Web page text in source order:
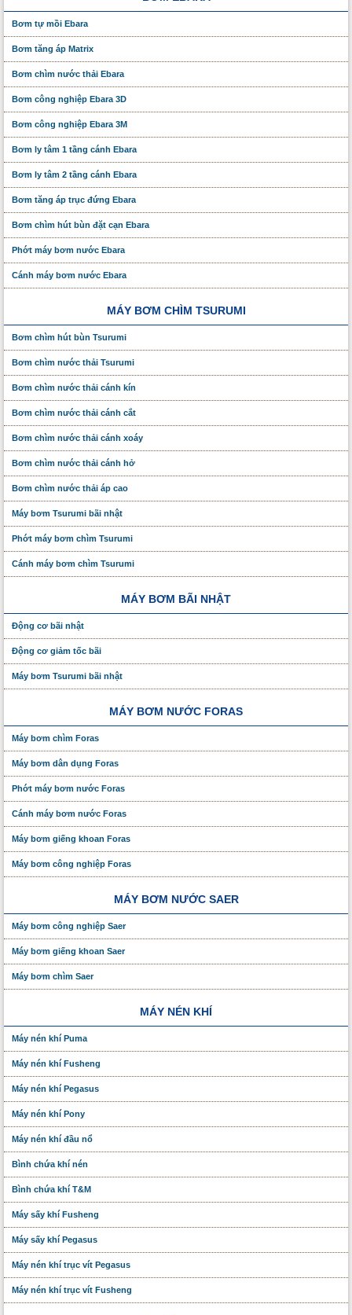
Bơm tự mồi Ebara
Bơm tăng áp Matrix
Bơm chìm nước thải Ebara
Bơm công nghiệp Ebara 3D
Bơm công nghiệp Ebara 3M
Bơm ly tâm 1 tầng cánh Ebara
Bơm ly tâm 2 tầng cánh Ebara
Bơm tăng áp trục đứng Ebara
Bơm chìm hút bùn đặt cạn Ebara
Phớt máy bơm nước Ebara
Cánh máy bơm nước Ebara
MÁY BƠM CHÌM TSURUMI
Bơm chìm hút bùn Tsurumi
Bơm chìm nước thải Tsurumi
Bơm chìm nước thải cánh kín
Bơm chìm nước thải cánh cắt
Bơm chìm nước thải cánh xoáy
Bơm chìm nước thải cánh hở
Bơm chìm nước thải áp cao
Máy bơm Tsurumi bãi nhật
Phớt máy bơm chìm Tsurumi
Cánh máy bơm chìm Tsurumi
MÁY BƠM BÃI NHẬT
Động cơ bãi nhật
Động cơ giảm tốc bãi
Máy bơm Tsurumi bãi nhật
MÁY BƠM NƯỚC FORAS
Máy bơm chìm Foras
Máy bơm dân dụng Foras
Phớt máy bơm nước Foras
Cánh máy bơm nước Foras
Máy bơm giếng khoan Foras
Máy bơm công nghiệp Foras
MÁY BƠM NƯỚC SAER
Máy bơm công nghiệp Saer
Máy bơm giếng khoan Saer
Máy bơm chìm Saer
MÁY NÉN KHÍ
Máy nén khí Puma
Máy nén khí Fusheng
Máy nén khí Pegasus
Máy nén khí Pony
Máy nén khí đầu nổ
Bình chứa khí nén
Bình chứa khí T&M
Máy sấy khí Fusheng
Máy sấy khí Pegasus
Máy nén khí trục vít Pegasus
Máy nén khí trục vít Fusheng